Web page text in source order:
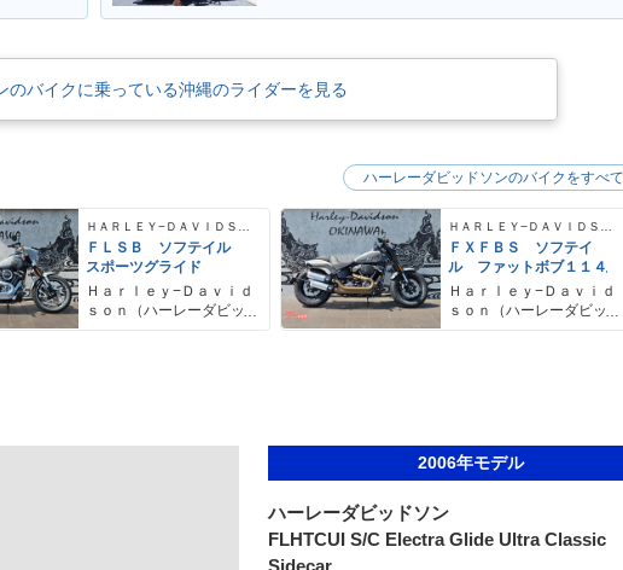
のバイクに乗っている沖縄のライダーを見る
ＦＬＳＢ ソフテイル
スポーツグライド
Ｈａｒｌｅｙ−Ｄａｖｉｄ
ｓｏｎ（ハーレーダビッ
ＦＸＦＢＳ ソフテイ
ル ファットボブ１１４
Ｈａｒｌｅｙ−Ｄａｖｉｄ
ｓｏｎ（ハーレーダビッ
ハーレーダビッドソンのバイクをすべ
2006年モデル
ハーレーダビッドソン
FLHTCUI S/C Electra Glide Ultra Classic
Sidecar